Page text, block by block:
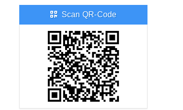
Scan QR-Code